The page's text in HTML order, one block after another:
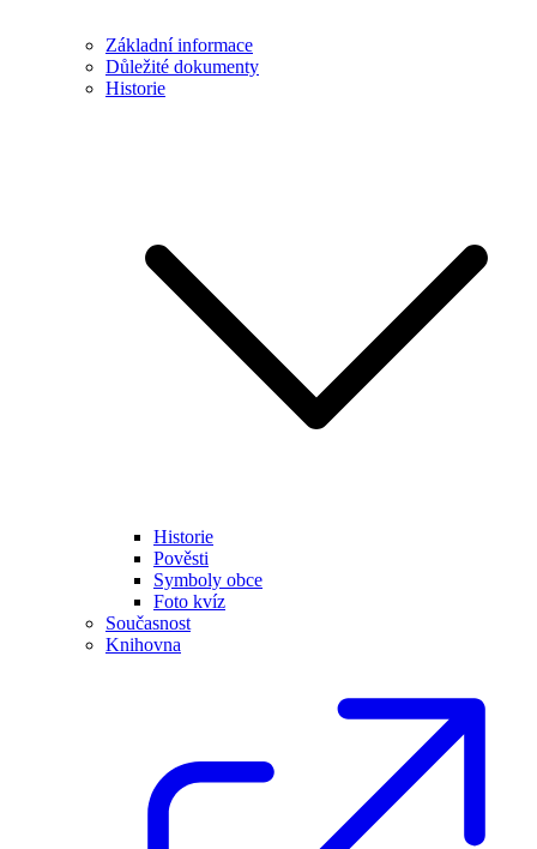
Základní informace
Důležité dokumenty
Historie
Historie
Pověsti
Symboly obce
Foto kvíz
Současnost
Knihovna